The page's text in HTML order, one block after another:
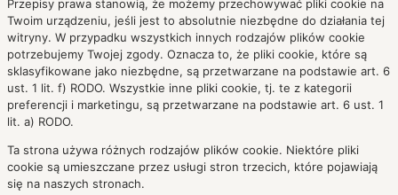
Przepisy prawa stanowią, że możemy przechowywać pliki cookie na
Twoim urządzeniu, jeśli jest to absolutnie niezbędne do działania tej
witryny. W przypadku wszystkich innych rodzajów plików cookie
potrzebujemy Twojej zgody. Oznacza to, że pliki cookie, które są
sklasyfikowane jako niezbędne, są przetwarzane na podstawie art. 6
ust. 1 lit. f) RODO. Wszystkie inne pliki cookie, tj. te z kategorii
preferencji i marketingu, są przetwarzane na podstawie art. 6 ust. 1
lit. a) RODO.
Ta strona używa różnych rodzajów plików cookie. Niektóre pliki
cookie są umieszczane przez usługi stron trzecich, które pojawiają
się na naszych stronach.